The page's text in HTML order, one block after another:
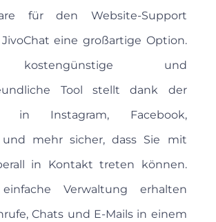
für den Website-Support
eine großartige Option.
kostengünstige und
Tool stellt dank der
in Instagram, Facebook,
und mehr sicher, dass Sie mit
in Kontakt treten können.
Verwaltung erhalten
Chats und E-Mails in einem